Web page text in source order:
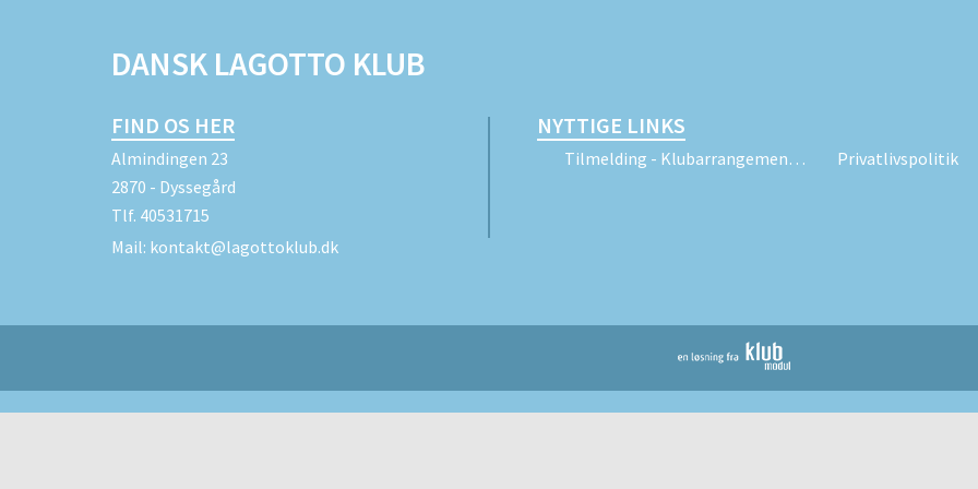
DANSK LAGOTTO KLUB
FIND OS HER
Almindingen 23
2870 - Dyssegård
Tlf. 40531715
Mail: kontakt@lagottoklub.dk
NYTTIGE LINKS
Tilmelding - Klubarrangementer Privatlivspolitik